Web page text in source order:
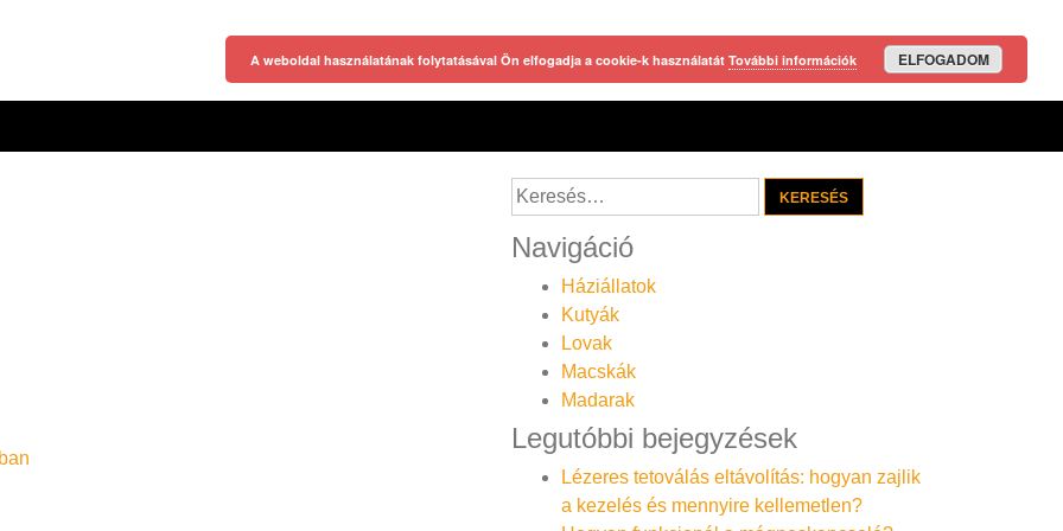
Keresés:
Navigáció
Háziállatok
Kutyák
Lovak
Macskák
Madarak
Legutóbbi bejegyzések
Lézeres tetoválás eltávolítás: hogyan zajlik
a kezelés és mennyire kellemetlen?
A weboldal használatának folytatásával Ön elfogadja a cookie-k használatát További információk ELFOGADOM